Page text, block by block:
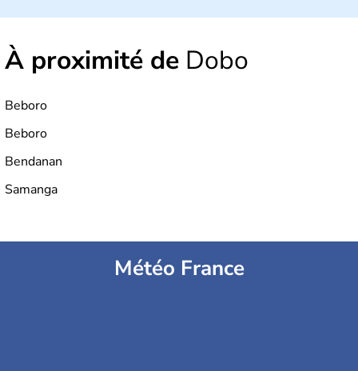
À proximité de Dobo
Beboro
Beboro
Bendanan
Samanga
Météo France